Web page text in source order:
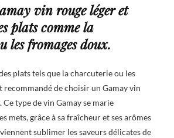
vin rouge léger et
plats comme la
les fromages doux.
plats tels que la charcuterie ou les
recommandé de choisir un Gamay vin
type de vin Gamay se marie
mets, grâce à sa fraîcheur et ses arômes
sublimer les saveurs délicates de